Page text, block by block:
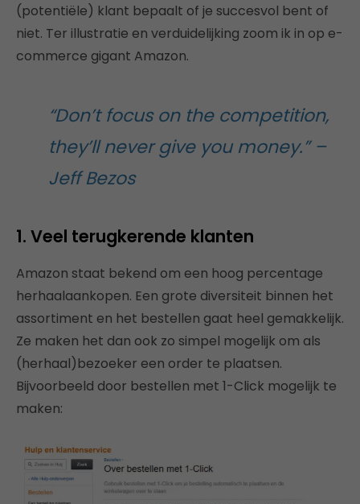
(potentiële) klant bepaalt of je succesvol bent of
niet. Ter illustratie en verduidelijking zoom ik in op e-
commerce gigant Amazon.
“Don’t focus on the competition,
they’ll never give you money.” –
Jeff Bezos
1. Veel terugkerende klanten
Amazon staat bekend om een hoog percentage
herhaalaankopen. Een grote diversiteit binnen het
assortiment en het bestellen gaat heel gemakkelijk.
Ze maken het dan ook zo simpel mogelijk om als
(herhaal)bezoeker een order te plaatsen.
Bijvoorbeeld door bestellen met 1-Click mogelijk te
maken: